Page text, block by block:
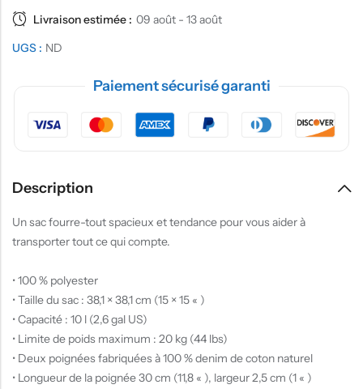
Livraison estimée : 09 août - 13 août
UGS : ND
Paiement sécurisé garanti
Description
Un sac fourre-tout spacieux et tendance pour vous aider à
transporter tout ce qui compte.
• 100 % polyester
• Taille du sac : 38,1 × 38,1 cm (15 × 15 « )
• Capacité : 10 l (2,6 gal US)
• Limite de poids maximum : 20 kg (44 lbs)
• Deux poignées fabriquées à 100 % denim de coton naturel
• Longueur de la poignée 30 cm (11,8 « ), largeur 2,5 cm (1 « )